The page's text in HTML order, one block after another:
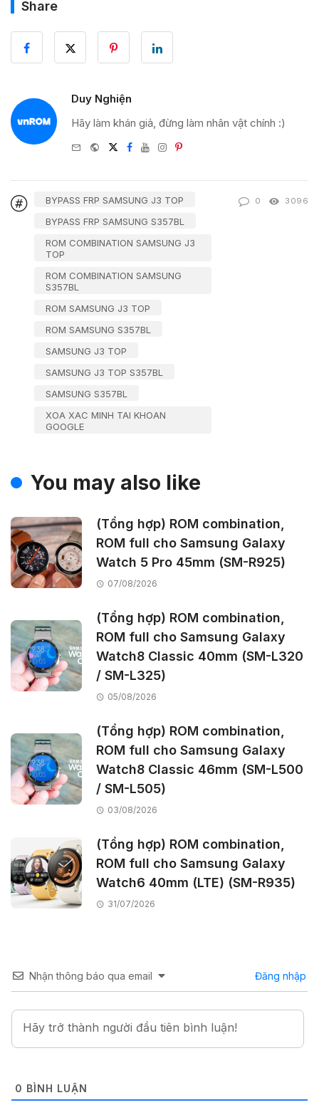
Share
Duy Nghiện
Hãy làm khán giả, đừng làm nhân vật chính :)
e-
WebsiteTwitter
Facebook
YoutubeInstagram
Pinterest
BYPASS FRP SAMSUNG J3 TOP
BYPASS FRP SAMSUNG S357BL
ROM COMBINATION SAMSUNG J3
TOP
ROM COMBINATION SAMSUNG
S357BL
ROM SAMSUNG J3 TOP
ROM SAMSUNG S357BL
SAMSUNG J3 TOP
SAMSUNG J3 TOP S357BL
SAMSUNG S357BL
XOA XAC MINH TAI KHOAN
GOOGLE
0 3096
You may also like
(Tổng hợp) ROM combination,
ROM full cho Samsung Galaxy
Watch 5 Pro 45mm (SM-R925)
07/08/2026
(Tổng hợp) ROM combination,
ROM full cho Samsung Galaxy
Watch8 Classic 40mm (SM-L320
/ SM-L325)
05/08/2026
(Tổng hợp) ROM combination,
ROM full cho Samsung Galaxy
Watch8 Classic 46mm (SM-L500
/ SM-L505)
03/08/2026
(Tổng hợp) ROM combination,
ROM full cho Samsung Galaxy
Watch6 40mm (LTE) (SM-R935)
31/07/2026
Nhận thông báo qua email Đăng nhập
0 BÌNH LUẬN